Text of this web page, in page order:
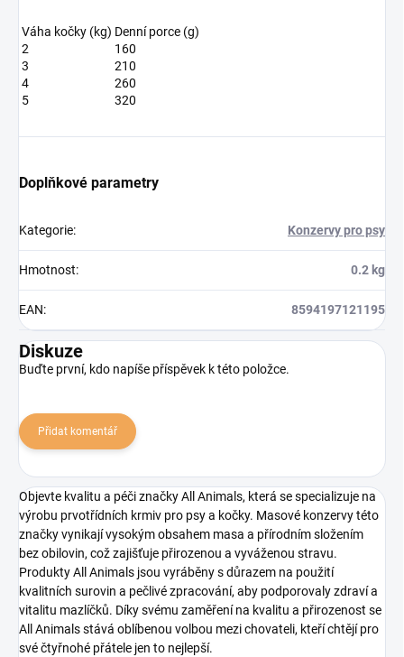
Váha kočky (kg) Denní porce (g)
2
160
3
210
4
260
5
320
Doplňkové parametry
Kategorie: Konzervy pro psy
Hmotnost: 0.2 kg
EAN: 8594197121195
Diskuze
Buďte první, kdo napíše příspěvek k této položce.
Přidat komentář
Objevte kvalitu a péči značky All Animals, která se specializuje na
výrobu prvotřídních krmiv pro psy a kočky. Masové konzervy této
značky vynikají vysokým obsahem masa a přírodním složením
bez obilovin, což zajišťuje přirozenou a vyváženou stravu.
Produkty All Animals jsou vyráběny s důrazem na použití
kvalitních surovin a pečlivé zpracování, aby podporovaly zdraví a
vitalitu mazlíčků. Díky svému zaměření na kvalitu a přirozenost se
All Animals stává oblíbenou volbou mezi chovateli, kteří chtějí pro
své čtyřnohé přátele jen to nejlepší.